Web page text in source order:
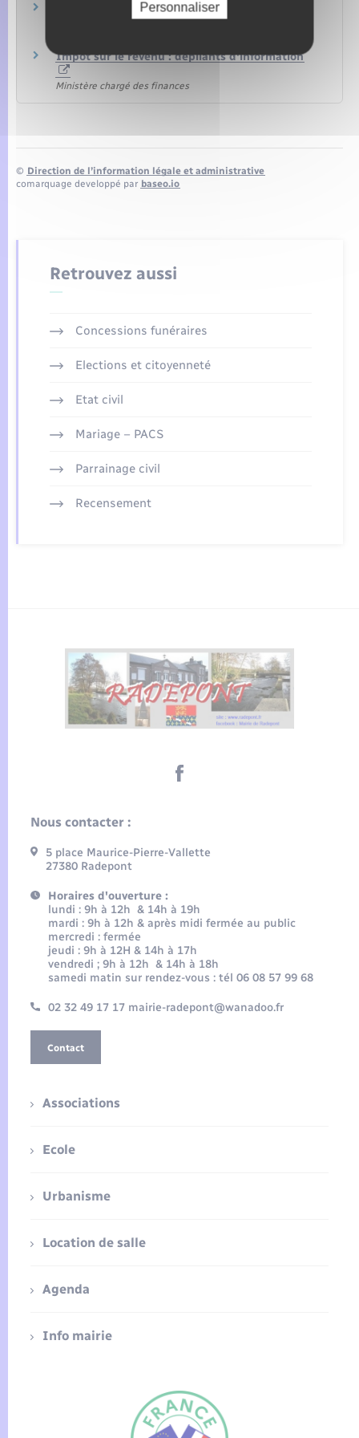
Brochure pratique 2022 – Déclaration des
revenus de 2021
Impôt sur le revenu : dépliants d'information
Ministère chargé des finances
© Direction de l’information légale et administrative
comarquage developpé par baseo.io
Retrouvez aussi
Concessions funéraires
Elections et citoyenneté
Etat civil
Mariage – PACS
Parrainage civil
Recensement
Nous contacter :
5 place Maurice-Pierre-Vallette
27380 Radepont
Horaires d'ouverture :
lundi : 9h à 12h & 14h à 19h
mardi : 9h à 12h & après midi fermée au public
mercredi : fermée
jeudi : 9h à 12H & 14h à 17h
vendredi ; 9h à 12h & 14h à 18h
samedi matin sur rendez-vous : tél 06 08 57 99 68
02 32 49 17 17 mairie-radepont@wanadoo.fr
Contact
Associations
Ecole
Urbanisme
Location de salle
Agenda
Info mairie
Personnaliser